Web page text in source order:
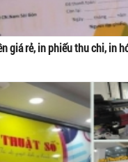
giá rẻ, in phiếu thu chi, in